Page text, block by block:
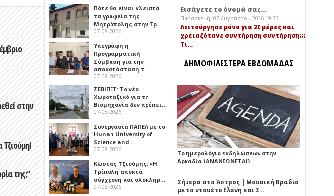
στην
της;"
Πότε θα είναι κλειστά
τα γραφεία της
Μητρόπολης στην Τρ…
07-08-2026
Υπεγράφη η
Προγραμματική
Σύμβαση για την
αποκατάσταση τ…
07-08-2026
ΣΕΒΙΠΕΤ: Το νέο
Χωροταξικό για τη
Βιομηχανία δεν πρέπει…
07-08-2026
Συνεργασία ΠΑΠΕΛ με το
Hunan University of
Science and …
07-08-2026
Κώστας Τζιούμης: «Η
Τρίπολη αποκτά
σύγχρονη και ολοκληρ…
07-08-2026
Εισάγετε το όνομά σας...
Παρασκευή, 07 Αυγούστου 2026 19:33
Λειτούργησε μόνο για 20 μέρες και
χρειαζότανε συντήρηση συντήρηση;;;
Τι…
ΔΗΜΟΦΙΛΕΣΤΕΡΑ ΕΒΔΟΜΑΔΑΣ
Το ημερολόγιο εκδηλώσεων στην
Αρκαδία (ΑΝΑΝΕΩΝΕΤΑΙ)
Σήμερα στο Άστρος | Μουσική Βραδιά
με το ντουέτο Ελένη και Σ…